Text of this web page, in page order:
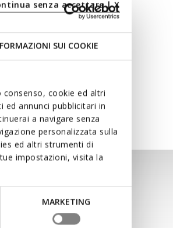
SUI COOKIE
cookie ed altri
annunci pubblicitari in
a navigare senza
personalizzata sulla
ed altri strumenti di
impostazioni, visita la
MARKETING
senza accettare | X